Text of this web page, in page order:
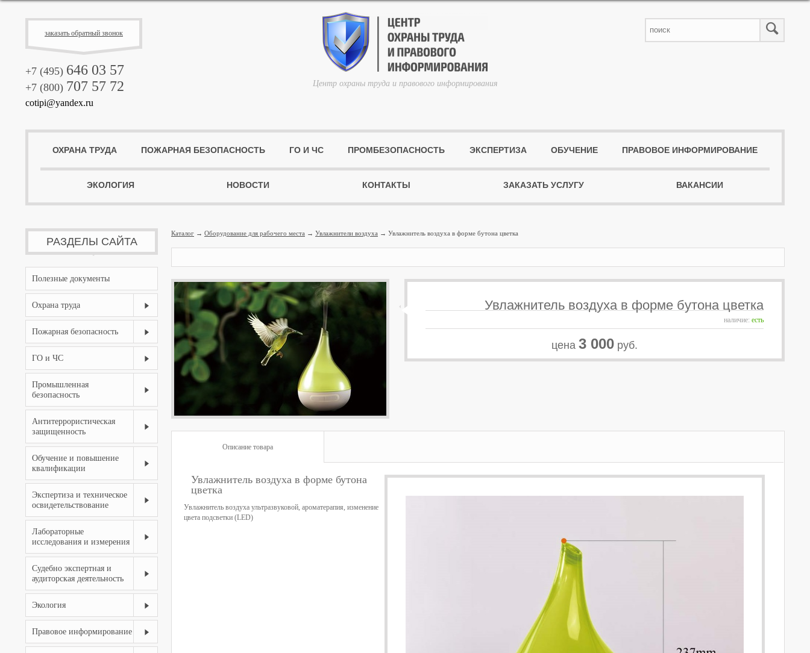
заказать обратный звонок
+7 (495) 646 03 57
+7 (800) 707 57 72
cotipi@yandex.ru
Центр охраны труда и правового информирования
ОХРАНА ТРУДА ПОЖАРНАЯ БЕЗОПАСНОСТЬ ГО И ЧС ПРОМБЕЗОПАСНОСТЬ ЭКСПЕРТИЗА ОБУЧЕНИЕ ПРАВОВОЕ ИНФОРМИРОВАНИЕ
ЭКОЛОГИЯ НОВОСТИ КОНТАКТЫ ЗАКАЗАТЬ УСЛУГУ ВАКАНСИИ
РАЗДЕЛЫ САЙТА
Полезные документы
Охрана труда
Пожарная безопасность
ГО и ЧС
Промышленная
безопасность
Антитеррористическая
защищенность
Обучение и повышение
квалификации
Экспертиза и техническое
освидетельствование
Лабораторные
исследования и измерения
Судебно экспертная и
аудиторская деятельность
Экология
Правовое информирование
Каталог → Оборудование для рабочего места → Увлажнители воздуха → Увлажнитель воздуха в форме бутона цветка
Увлажнитель воздуха в форме бутона цветка
наличие: есть
цена 3 000 руб.
Описание товара
Увлажнитель воздуха в форме бутона
цветка
Увлажнитель воздуха ультразвуковой, ароматерапия, изменение
цвета подсветки (LED)